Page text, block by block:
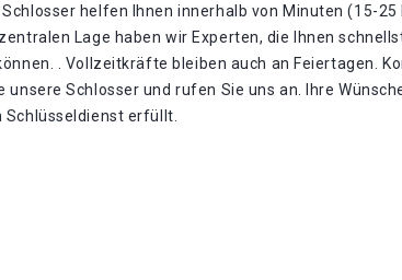
helfen Ihnen innerhalb von Minuten (15-25
Lage haben wir Experten, die Ihnen
. Vollzeitkräfte bleiben auch an Feiertagen.
unsere Schlosser und rufen Sie uns an. Ihre
Schlüsseldienst erfüllt.